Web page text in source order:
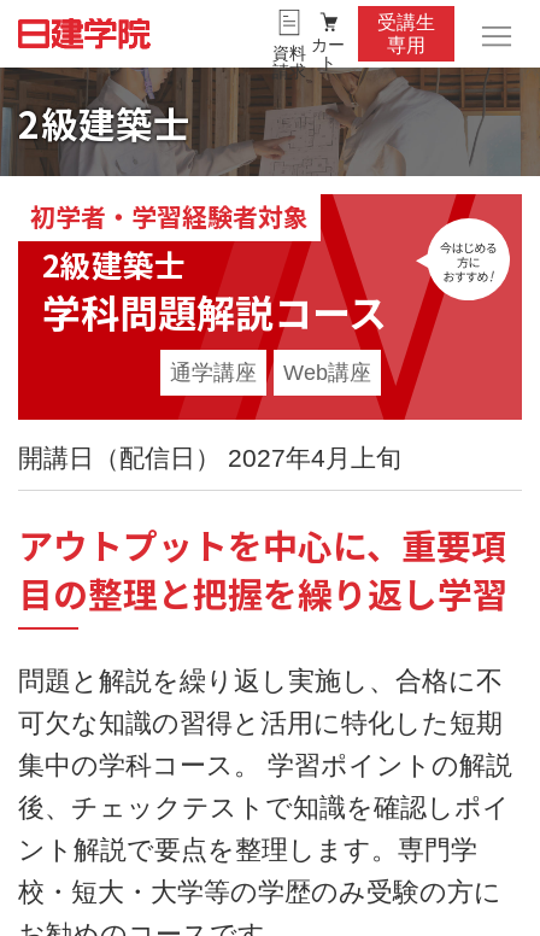
資料
請求
カー
ト
受講生
専用
2級建築士
初学者・学習経験者対象
2級建築士
学科問題解説コース
通学講座 Web講座
開講日（配信日） 2027年4月上旬
アウトプットを中心に、重要項
目の整理と把握を繰り返し学習
問題と解説を繰り返し実施し、合格に不
可欠な知識の習得と活用に特化した短期
集中の学科コース。 学習ポイントの解説
後、チェックテストで知識を確認しポイ
ント解説で要点を整理します。専門学
校・短大・大学等の学歴のみ受験の方に